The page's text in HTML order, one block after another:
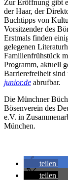
Zur Eröffnung gibt
der Haar, der
Buchtipps von
Vorsitzender des
Erstmals finden
gelegenen
Familienfrühstück
Programm, aktuell
Barrierefreiheit sind
junior.de abrufbar.
Die Münchner
Bösenverein des
e.V. in
München.
teilen
teilen